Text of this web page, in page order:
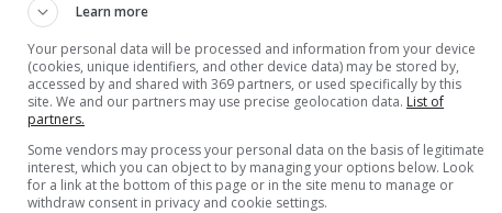
Learn more
Your personal data will be processed and information from your device
(cookies, unique identifiers, and other device data) may be stored by,
accessed by and shared with 369 partners, or used specifically by this
site. We and our partners may use precise geolocation data. List of
partners.
Some vendors may process your personal data on the basis of legitimate
interest, which you can object to by managing your options below. Look
for a link at the bottom of this page or in the site menu to manage or
withdraw consent in privacy and cookie settings.